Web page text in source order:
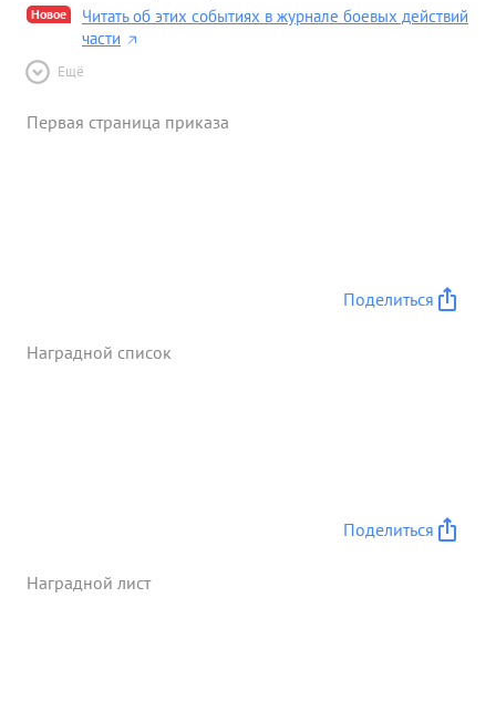
Новое
Читать об этих событиях в журнале боевых действий
части
Ещё
Первая страница приказа
Поделиться
Наградной список
Поделиться
Наградной лист